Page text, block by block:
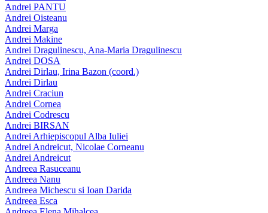
Andrei PANTU
Andrei Oisteanu
Andrei Marga
Andrei Makine
Andrei Dragulinescu, Ana-Maria Dragulinescu
Andrei DOSA
Andrei Dirlau, Irina Bazon (coord.)
Andrei Dirlau
Andrei Craciun
Andrei Cornea
Andrei Codrescu
Andrei BIRSAN
Andrei Arhiepiscopul Alba Iuliei
Andrei Andreicut, Nicolae Corneanu
Andrei Andreicut
Andreea Rasuceanu
Andreea Nanu
Andreea Michescu si Ioan Darida
Andreea Esca